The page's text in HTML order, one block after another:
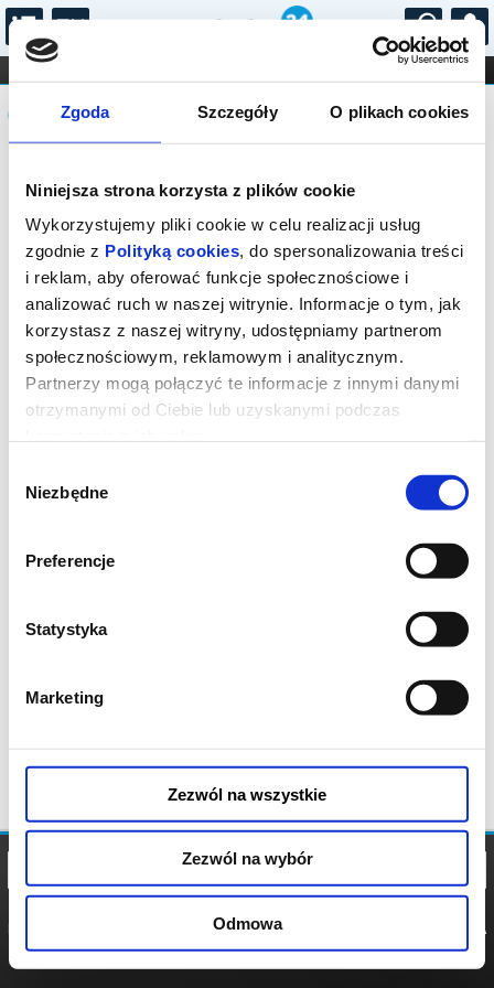
Zgoda Szczegóły O plikach cookies
Niniejsza strona korzysta z plików cookie
Wykorzystujemy pliki cookie w celu realizacji usług
zgodnie z Polityką cookies, do spersonalizowania treści
i reklam, aby oferować funkcje społecznościowe i
analizować ruch w naszej witrynie. Informacje o tym, jak
korzystasz z naszej witryny, udostępniamy partnerom
społecznościowym, reklamowym i analitycznym.
Partnerzy mogą połączyć te informacje z innymi danymi
otrzymanymi od Ciebie lub uzyskanymi podczas
zgody
Niezbędne
Preferencje
Statystyka
Marketing
Zezwól na wszystkie
Zezwól na wybór
Odmowa
...
FILHARMONIA OPERA I BALET
STAND-UP
DLA DZIECI
Komunikat
Sprzedaż on-line została zakończona,
sprawdź dostępność biletów w kasie.
POLITYKA
POLITYKA